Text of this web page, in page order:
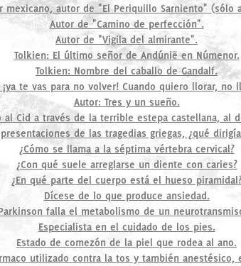
mexicano, autor de "El Periquillo Sarniento" (sólo
Autor de "Camino de perfección".
Autor de "Vigila del almirante".
Tolkien: El último señor de Andúnië en Númenor.
Tolkien: Nombre del caballo de Gandalf.
te vas para no volver! Cuando quiero llorar,
Autor: Tres y un sueño.
al Cid a través de la terrible estepa castellana, al
de las tragedias griegas, ¿qué
¿Cómo se llama a la séptima vértebra cervical?
¿Con qué suele arreglarse un diente con caries?
¿En qué parte del cuerpo está el hueso
Dícese de lo que produce ansiedad.
falla el metabolismo de un
Especialista en el cuidado de los pies.
Estado de comezón de la piel que rodea al ano.
utilizado contra la tos y también anestésico,